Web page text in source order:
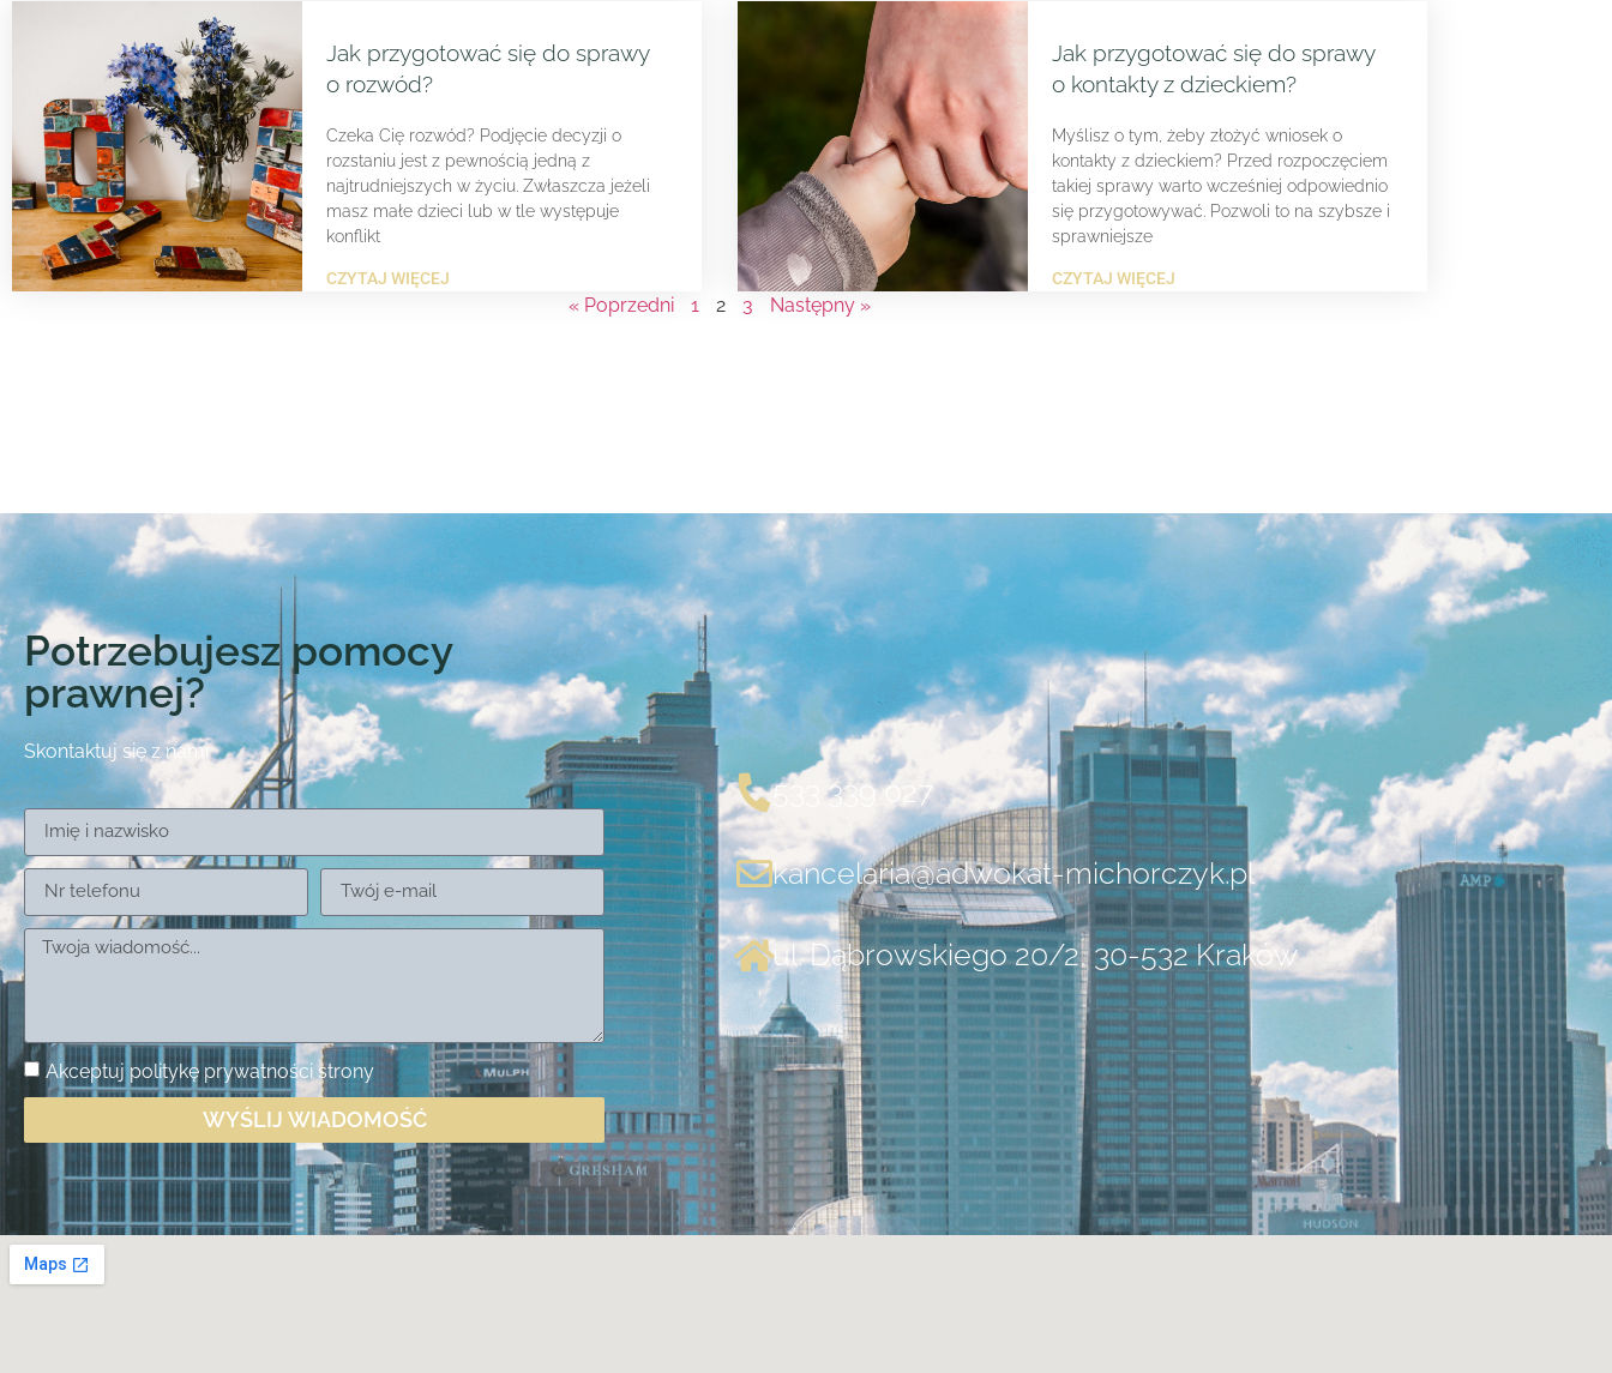
Jak przygotować się do sprawy
o rozwód?
Czeka Cię rozwód? Podjęcie decyzji o
rozstaniu jest z pewnością jedną z
najtrudniejszych w życiu. Zwłaszcza jeżeli
masz małe dzieci lub w tle występuje
konflikt
CZYTAJ WIĘCEJ
Jak przygotować się do sprawy
o kontakty z dzieckiem?
Myślisz o tym, żeby złożyć wniosek o
kontakty z dzieckiem? Przed rozpoczęciem
takiej sprawy warto wcześniej odpowiednio
się przygotowywać. Pozwoli to na szybsze i
sprawniejsze
CZYTAJ WIĘCEJ
« Poprzedni 1 2 3 Następny »
Potrzebujesz pomocy
prawnej?
Skontaktuj się z nami
Akceptuj politykę prywatności strony
WYŚLIJ WIADOMOŚĆ
533 339 027
kancelaria@adwokat-michorczyk.pl
ul. Dąbrowskiego 20/2, 30-532 Kraków